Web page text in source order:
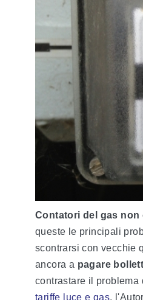
Contatori del gas non
queste le principali
scontrarsi con vecchie
ancora a pagare
contrastare il
tariffe luce e gas,